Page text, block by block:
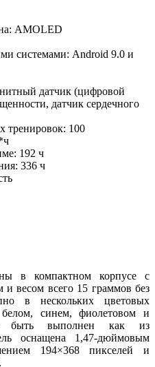
AMOLED
системами: Android 9.0 и
датчик (цифровой
датчик сердечного
тренировок: 100
192 ч
336 ч
в компактном корпусе с
весом всего 15 граммов без
в нескольких цветовых
синем, фиолетовом и
быть выполнен как из
оснащена 1,47-дюймовым
194×368 пикселей и